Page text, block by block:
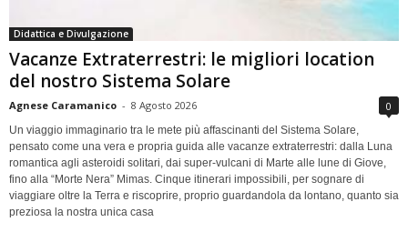
Didattica e Divulgazione
Vacanze Extraterrestri: le migliori location
del nostro Sistema Solare
Agnese Caramanico - 8 Agosto 2026 0
Un viaggio immaginario tra le mete più affascinanti del Sistema Solare,
pensato come una vera e propria guida alle vacanze extraterrestri: dalla Luna
romantica agli asteroidi solitari, dai super-vulcani di Marte alle lune di Giove,
fino alla “Morte Nera” Mimas. Cinque itinerari impossibili, per sognare di
viaggiare oltre la Terra e riscoprire, proprio guardandola da lontano, quanto sia
preziosa la nostra unica casa